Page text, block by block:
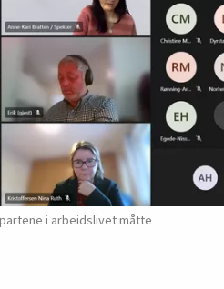
i arbeidslivet måtte